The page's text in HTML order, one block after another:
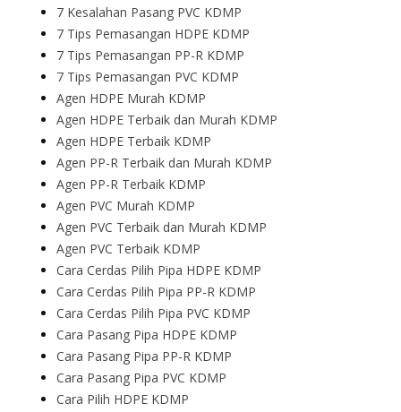
7 Kesalahan Pasang PVC KDMP
7 Tips Pemasangan HDPE KDMP
7 Tips Pemasangan PP-R KDMP
7 Tips Pemasangan PVC KDMP
Agen HDPE Murah KDMP
Agen HDPE Terbaik dan Murah KDMP
Agen HDPE Terbaik KDMP
Agen PP-R Terbaik dan Murah KDMP
Agen PP-R Terbaik KDMP
Agen PVC Murah KDMP
Agen PVC Terbaik dan Murah KDMP
Agen PVC Terbaik KDMP
Cara Cerdas Pilih Pipa HDPE KDMP
Cara Cerdas Pilih Pipa PP-R KDMP
Cara Cerdas Pilih Pipa PVC KDMP
Cara Pasang Pipa HDPE KDMP
Cara Pasang Pipa PP-R KDMP
Cara Pasang Pipa PVC KDMP
Cara Pilih HDPE KDMP